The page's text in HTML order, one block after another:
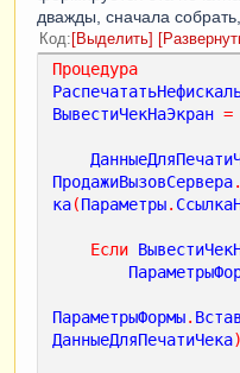
а, ЧекДляПробития);
процедуру которая
готовую печатную
модуль в процедуру
дважды, сначала
Код Выделить
Процедура
ВывестиЧекНаЭкран =
ПродажиВызовСервера.
ка(Параметры.
Если
ПараметрыФормы.
ДанныеДляПечатиЧека